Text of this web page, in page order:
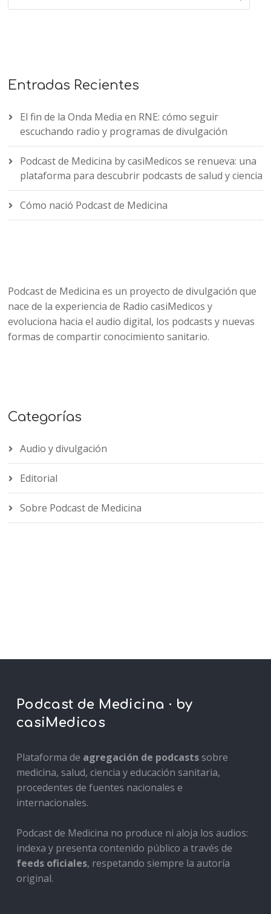
Entradas Recientes
El fin de la Onda Media en RNE: cómo seguir
escuchando radio y programas de divulgación
Podcast de Medicina by casiMedicos se renueva: una
plataforma para descubrir podcasts de salud y ciencia
Cómo nació Podcast de Medicina
Podcast de Medicina es un proyecto de divulgación que
nace de la experiencia de Radio casiMedicos y
evoluciona hacia el audio digital, los podcasts y nuevas
formas de compartir conocimiento sanitario.
Categorías
Audio y divulgación
Editorial
Sobre Podcast de Medicina
Podcast de Medicina · by
casiMedicos
Plataforma de agregación de podcastssobre
medicina, salud, ciencia y educación sanitaria,
procedentes de fuentes nacionales e
internacionales.
Podcast de Medicina no produce ni aloja los audios:
indexa y presenta contenido público a través de
feeds oficiales, respetando siempre la autoría
original.